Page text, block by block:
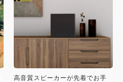
高音質スピーカーが先着でお手